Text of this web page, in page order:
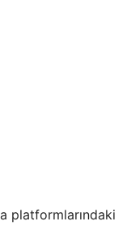
platformlarındaki